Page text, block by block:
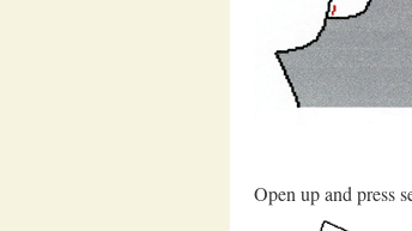
Open up and press